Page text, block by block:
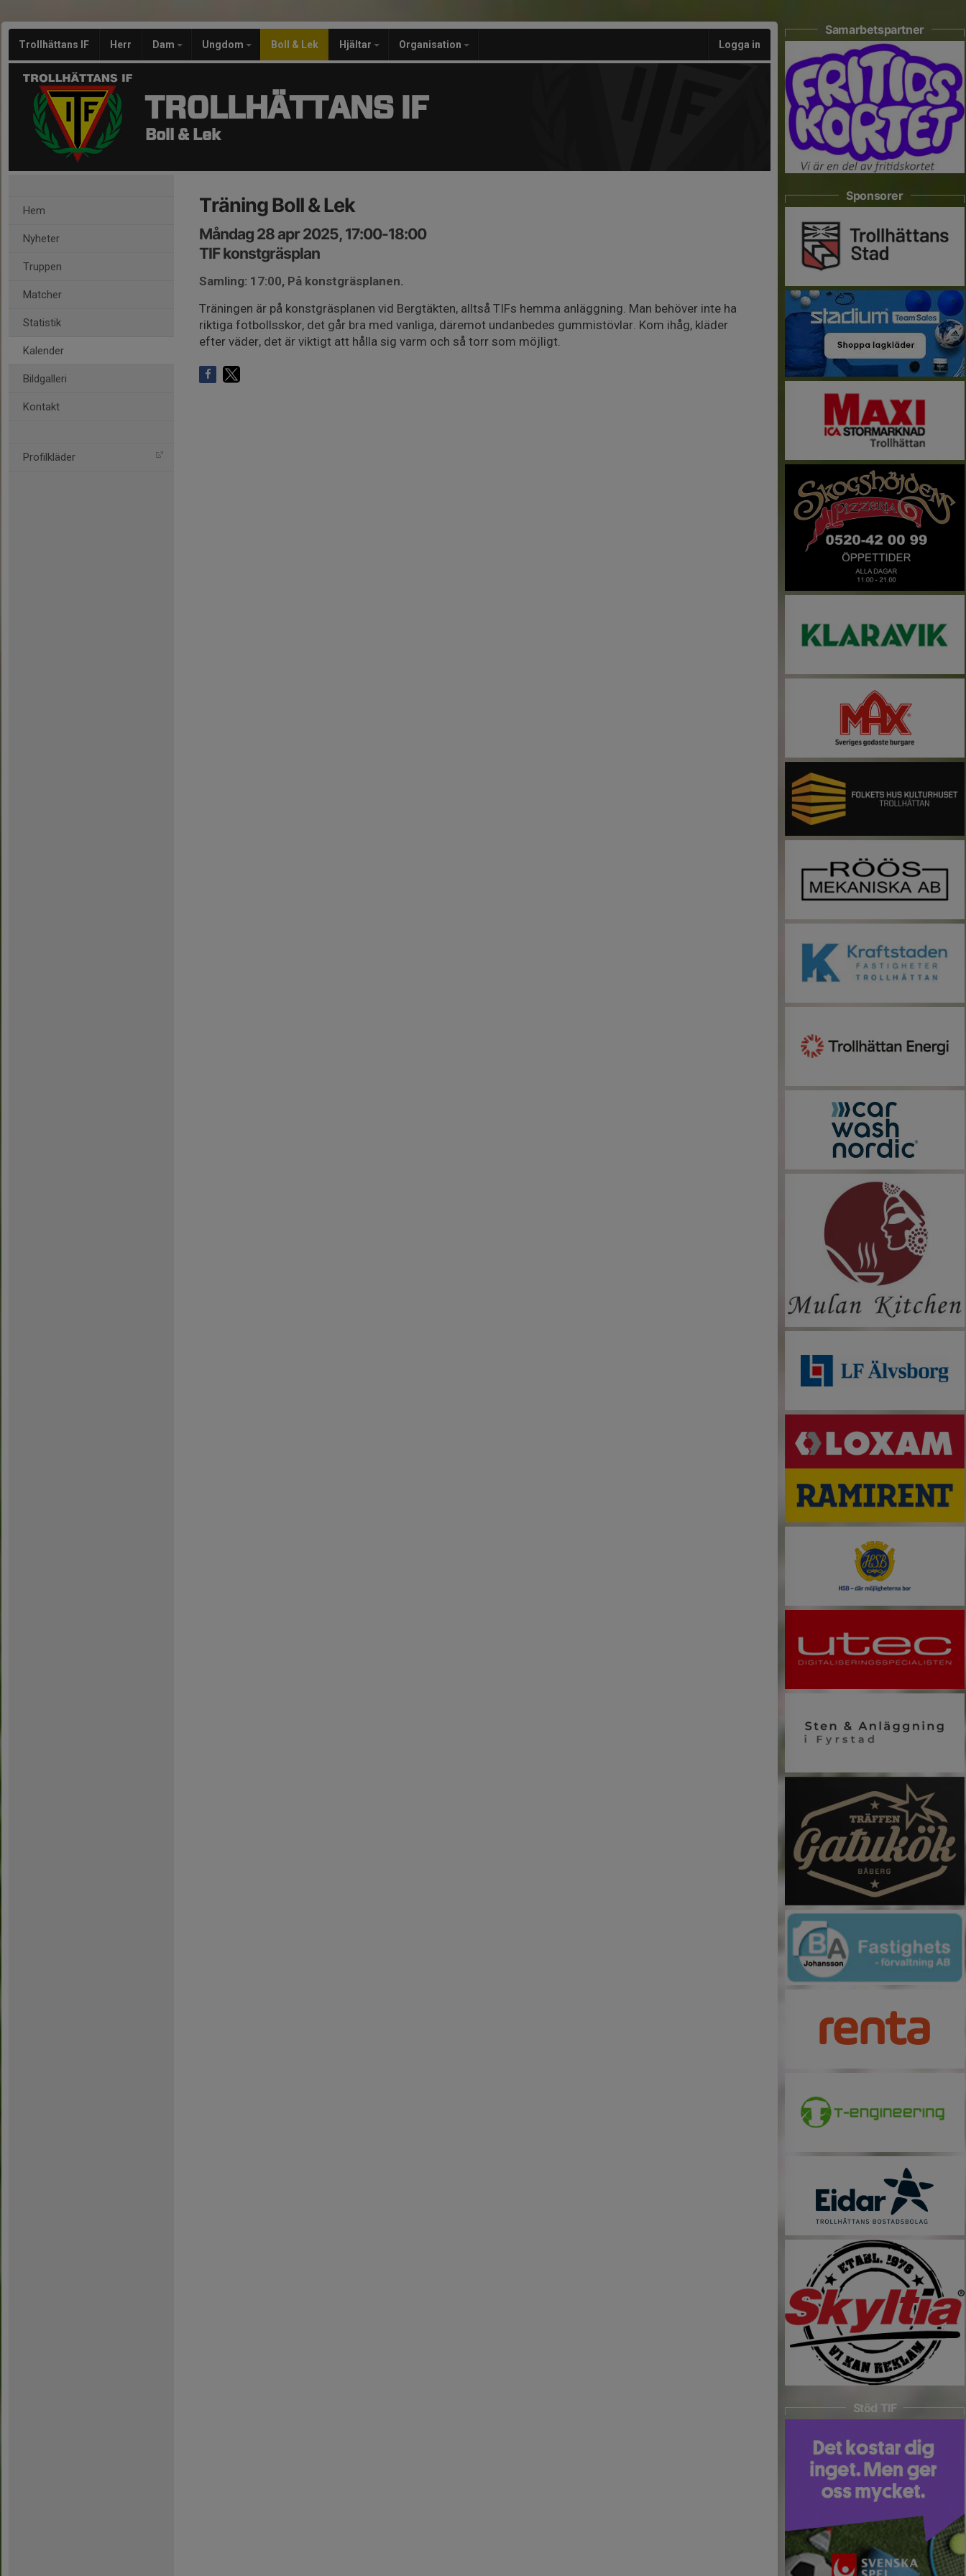
Trollhättans IF Herr Dam Ungdom Boll & Lek Hjältar Organisation Logga in
TROLLHÄTTANS IF
Boll & Lek
Hem
Nyheter
Truppen
Matcher
Statistik
Kalender
Bildgalleri
Kontakt
Profilkläder
Träning Boll & Lek
Måndag 28 apr 2025, 17:00-18:00
TIF konstgräsplan
Samling: 17:00, På konstgräsplanen.
Träningen är på konstgräsplanen vid Bergtäkten, alltså TIFs hemma anläggning. Man behöver inte ha
riktiga fotbollsskor, det går bra med vanliga, däremot undanbedes gummistövlar. Kom ihåg, kläder
efter väder, det är viktigt att hålla sig varm och så torr som möjligt.
Samarbetspartner
Sponsorer
Stöd TIF